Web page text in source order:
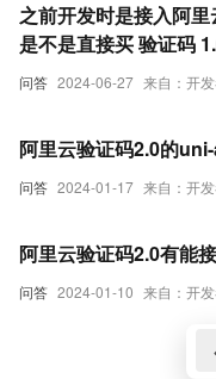
问答 2024-06-27 来自：开
之前开发时是接入阿
是不是直接买 验证码
问答 2024-01-17 来自：开
阿里云验证码2.0的
问答 2024-01-10 来自：开
阿里云验证码2.0有能